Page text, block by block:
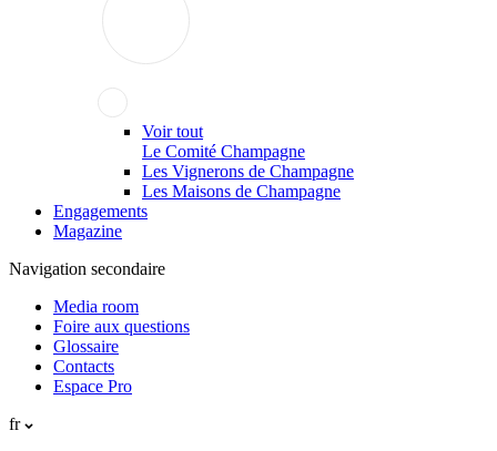
Voir tout
Le Comité Champagne
Les Vignerons de Champagne
Les Maisons de Champagne
Engagements
Magazine
Navigation secondaire
Media room
Foire aux questions
Glossaire
Contacts
Espace Pro
fr